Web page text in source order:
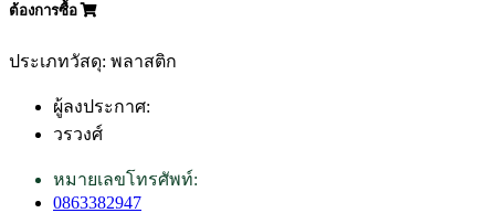
ต้องการซื้อ
ประเภทวัสดุ: พลาสติก
ผู้ลงประกาศ:
วรวงศ์
หมายเลขโทรศัพท์:
0863382947